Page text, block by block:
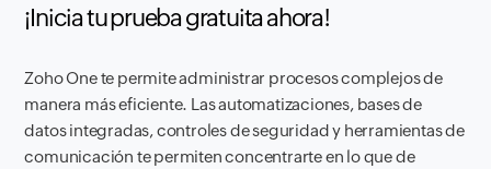
¡Inicia tu prueba gratuita ahora!
Zoho One te permite administrar procesos complejos de
manera más eficiente. Las automatizaciones, bases de
datos integradas, controles de seguridad y herramientas de
comunicación te permiten concentrarte en lo que de